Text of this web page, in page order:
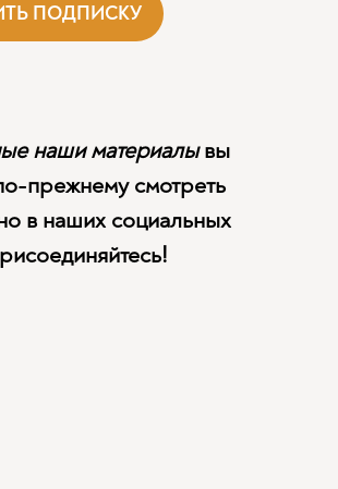
ПОДПИСКУ
наши материалывы
прежнему смотреть
в наших социальных